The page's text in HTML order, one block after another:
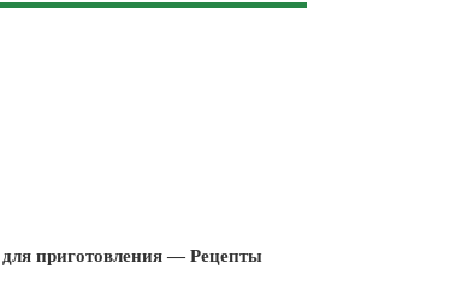
приготовления — Рецепты